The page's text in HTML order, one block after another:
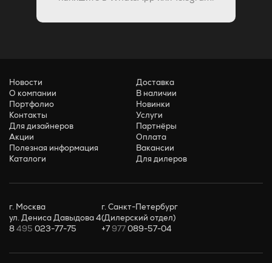
Новости
О компании
Портфолио
Контакты
Для дизайнеров
Акции
Полезная информация
Каталоги
Доставка
В наличии
Новинки
Услуги
Партнёры
Оплата
Вакансии
Для дилеров
г. Москва
ул. Дениса Давыдова 4
8495 023-77-75
г. Санкт-Петербург
(Дилерский отдел)
+7977089-57-04